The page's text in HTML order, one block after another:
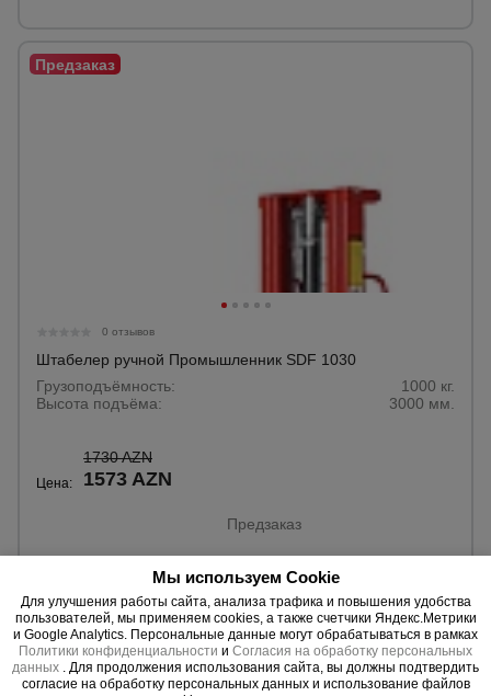
0 отзывов
Штабелер ручной Промышленник SDF 1030
Грузоподъёмность:
1000 кг.
Высота подъёма:
3000 мм.
Цена:
1730 AZN
1573 AZN
Предзаказ
Мы используем Cookie
Для улучшения работы сайта, анализа трафика и повышения удобства
пользователей, мы применяем cookies, а также счетчики Яндекс.Метрики
и Google Analytics. Персональные данные могут обрабатываться в рамках
Политики конфиденциальности и Согласия на обработку персональных
данных . Для продолжения использования сайта, вы должны подтвердить
согласие на обработку персональных данных и использование файлов